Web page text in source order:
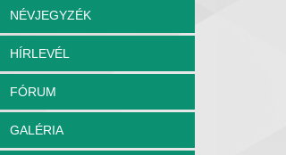
NÉVJEGYZÉK
HÍRLEVÉL
FÓRUM
GALÉRIA